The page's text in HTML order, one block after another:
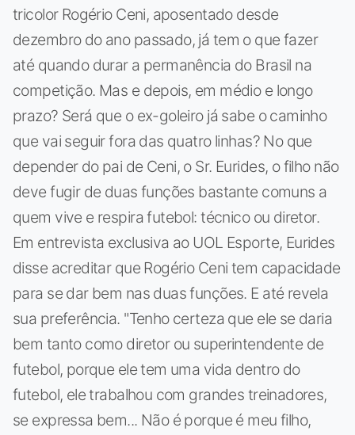
tricolor Rogério Ceni, aposentado desde
dezembro do ano passado, já tem o que fazer
até quando durar a permanência do Brasil na
competição. Mas e depois, em médio e longo
prazo? Será que o ex-goleiro já sabe o caminho
que vai seguir fora das quatro linhas? No que
depender do pai de Ceni, o Sr. Eurides, o filho não
deve fugir de duas funções bastante comuns a
quem vive e respira futebol: técnico ou diretor.
Em entrevista exclusiva ao UOL Esporte, Eurides
disse acreditar que Rogério Ceni tem capacidade
para se dar bem nas duas funções. E até revela
sua preferência. "Tenho certeza que ele se daria
bem tanto como diretor ou superintendente de
futebol, porque ele tem uma vida dentro do
futebol, ele trabalhou com grandes treinadores,
se expressa bem... Não é porque é meu filho,